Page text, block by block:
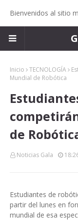
Bienvenidos al sitio
Inicio TECNOLOGÍA
Mundial de Robótica
de
Noticias Gala
Estudiantes de
partir del lunes en
mundial de esa